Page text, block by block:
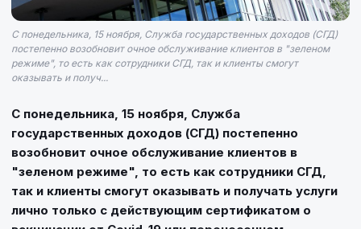
С понедельника, 15 ноября, Служба государственных доходов (СГД)
постепенно возобновит очное обслуживание клиентов в "зеленом
режиме", то есть как сотрудники СГД, так и клиенты смогут
оказывать и получ...
С понедельника, 15 ноября, Служба
государственных доходов (СГД) постепенно
возобновит очное обслуживание клиентов в
"зеленом режиме", то есть как сотрудники СГД,
так и клиенты смогут оказывать и получать услуги
лично только с действующим сертификатом о